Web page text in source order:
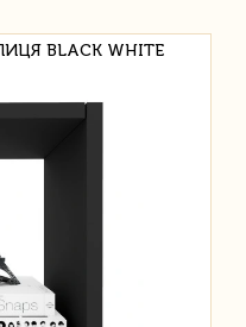
BLACK WHITE